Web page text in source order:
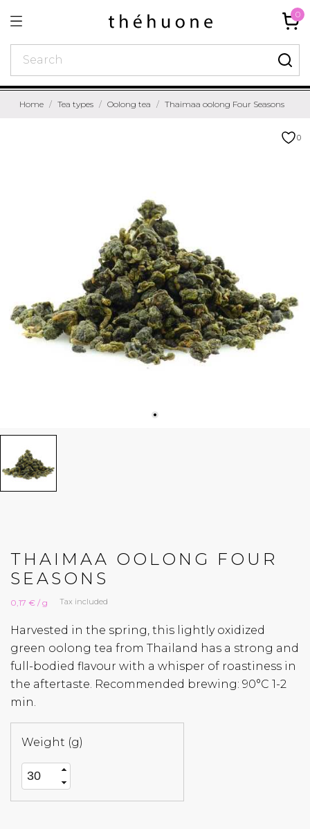
0
Home Tea types Oolong tea Thaimaa oolong Four Seasons
0
THAIMAA OOLONG FOUR
SEASONS
0,17 € / g Tax included
Harvested in the spring, this lightly oxidized
green oolong tea from Thailand has a strong and
full-bodied flavour with a whisper of roastiness in
the aftertaste. Recommended brewing: 90°C 1-2
min.
Weight (g)